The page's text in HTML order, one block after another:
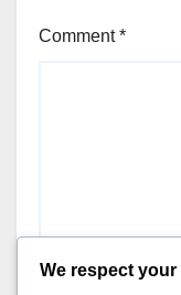
Comment*
We respect